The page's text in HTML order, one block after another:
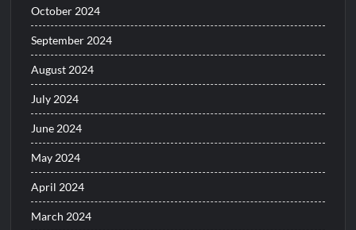
October 2024
September 2024
August 2024
July 2024
June 2024
May 2024
April 2024
March 2024